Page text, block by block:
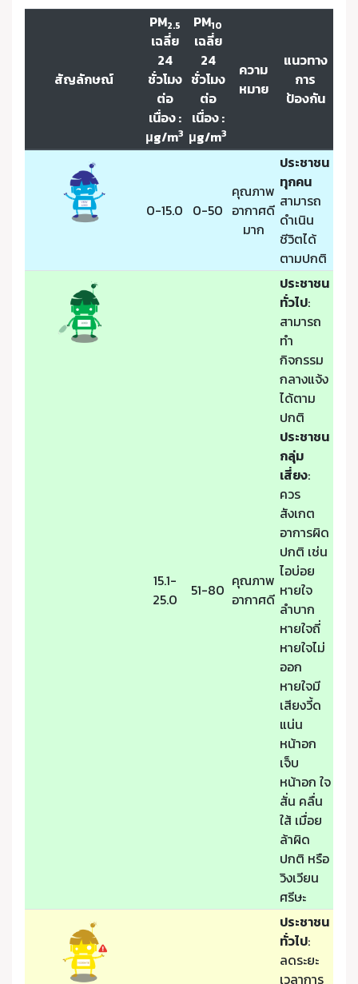
สัญลักษณ์
PM2.5
เฉลี่ย
24
ชั่วโมง
ต่อ
เนื่อง :
μg/m3
PM10
เฉลี่ย
24
ชั่วโมง
ต่อ
เนื่อง :
μg/m3
ความ
หมาย
แนวทาง
การ
ป้องกัน
0-15.0 0-50
คุณภาพ
อากาศดี
มาก
ประชาชน
ทุกคน
สามารถ
ดำเนิน
ชีวิตได้
ตามปกติ
15.1-
25.0
51-80 คุณภาพ
อากาศดี
ประชาชน
ทั่วไป:
สามารถ
ทำ
กิจกรรม
กลางแจ้ง
ได้ตาม
ปกติ
ประชาชน
กลุ่ม
เสี่ยง:
ควร
สังเกต
อาการผิด
ปกติ เช่น
ไอบ่อย
หายใจ
ลำบาก
หายใจถี่
หายใจไม่
ออก
หายใจมี
เสียงวี้ด
แน่น
หน้าอก
เจ็บ
หน้าอก ใจ
สั่น คลื่น
ใส้ เมื่อย
ล้าผิด
ปกติ หรือ
วิงเวียน
ศรีษะ
ประชาชน
ทั่วไป:
ลดระยะ
เวลาการ